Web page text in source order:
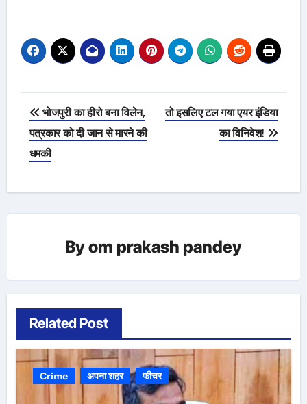
Post
navigation
भोजपुरी का हीरो बना विलेन,
पत्रकार को दी जान से मारने की
धमकी
तो इसलिए टल गया एयर इंडिया
का विनिवेश!
Byom prakash pandey
Related Post
Crime अपना शहर फीचर